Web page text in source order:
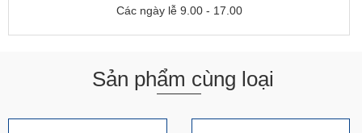
Các ngày lễ 9.00 - 17.00
Sản phẩm cùng loại